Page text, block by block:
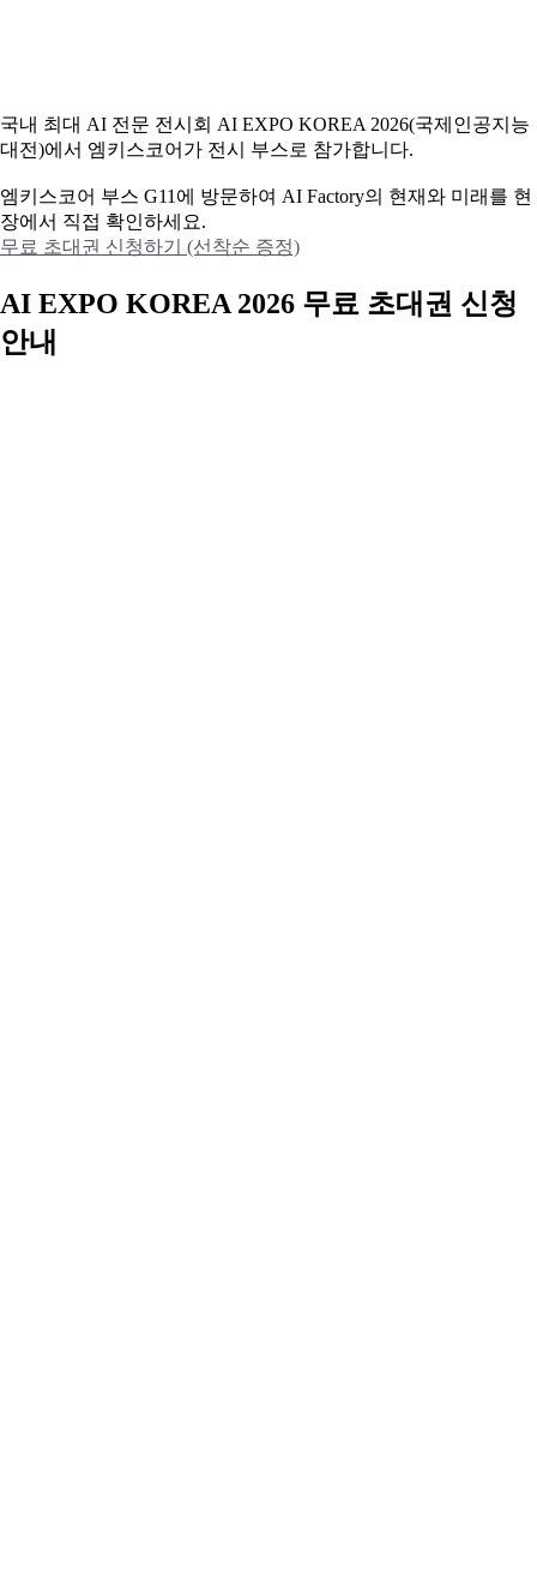
국내 최대 AI 전문 전시회 AI EXPO KOREA 2026(국제인공지능
대전)에서 엠키스코어가 전시 부스로 참가합니다.
엠키스코어 부스 G11에 방문하여 AI Factory의 현재와 미래를 현
장에서 직접 확인하세요.
무료 초대권 신청하기 (선착순 증정)
AI EXPO KOREA 2026 무료 초대권 신청
안내